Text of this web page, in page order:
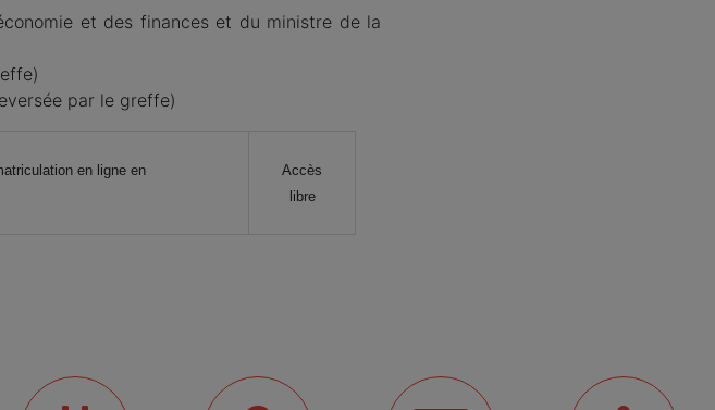
et des finances et du ministre de la
par le greffe)
en ligne en
Accès
libre